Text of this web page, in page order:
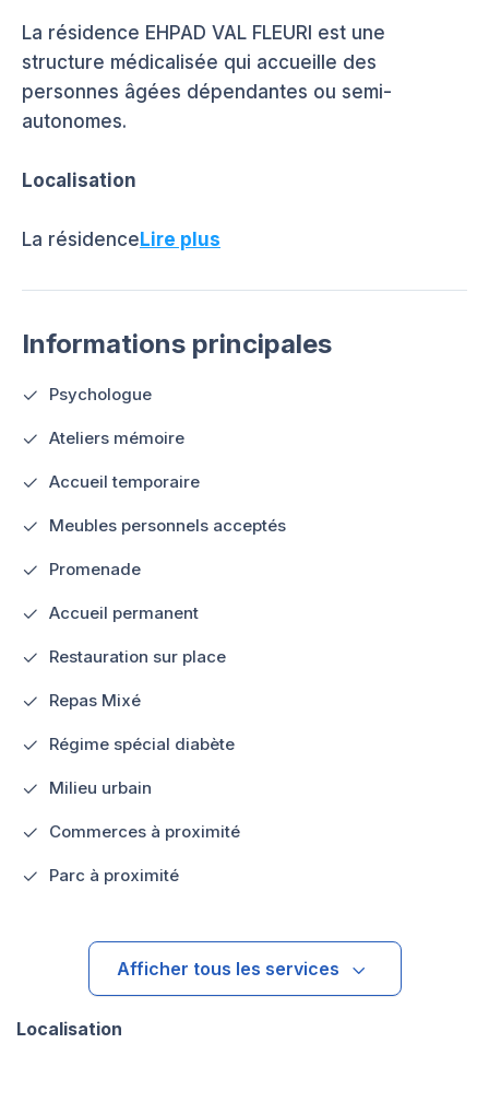
La résidence EHPAD VAL FLEURI est une
structure médicalisée qui accueille des
personnes âgées dépendantes ou semi-
autonomes.
Localisation
La résidenceLire plus
Informations principales
Psychologue
Ateliers mémoire
Accueil temporaire
Meubles personnels acceptés
Promenade
Accueil permanent
Restauration sur place
Repas Mixé
Régime spécial diabète
Milieu urbain
Commerces à proximité
Parc à proximité
Afficher tous les services
Localisation